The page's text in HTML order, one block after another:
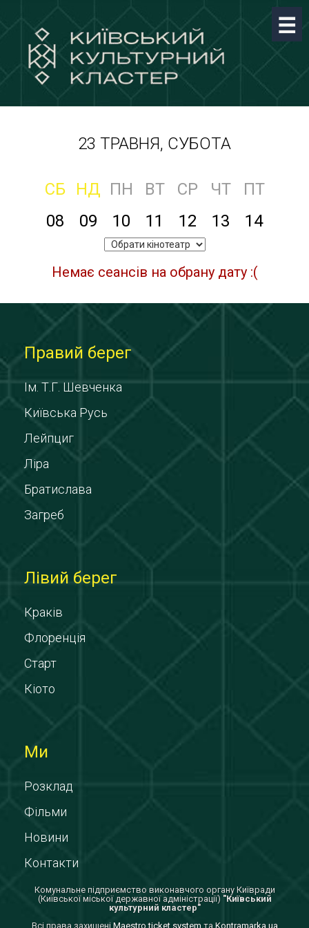
23 ТРАВНЯ, СУБОТА
СБ НД ПН ВТ СР ЧТ
ПТ
08
09 10 11 12 13 14
Немає сеансів на обрану дату :(
Правий берег
Ім. Т.Г. Шевченка
Київська Русь
Лейпциг
Ліра
Братислава
Загреб
Лівий берег
Краків
Флоренція
Старт
Кіото
Ми
Розклад
Фільми
Новини
Контакти
Комунальне підприємство виконавчого органу Київради
(Київської міської державної адміністрації) "Київський
культурний кластер"
Всi права захищенi Maestro ticket system та Kontramarka.ua